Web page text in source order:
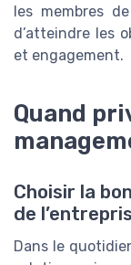
les membres
d’atteindre les
et engagement.
Quand
Choisir la
de
Dans le